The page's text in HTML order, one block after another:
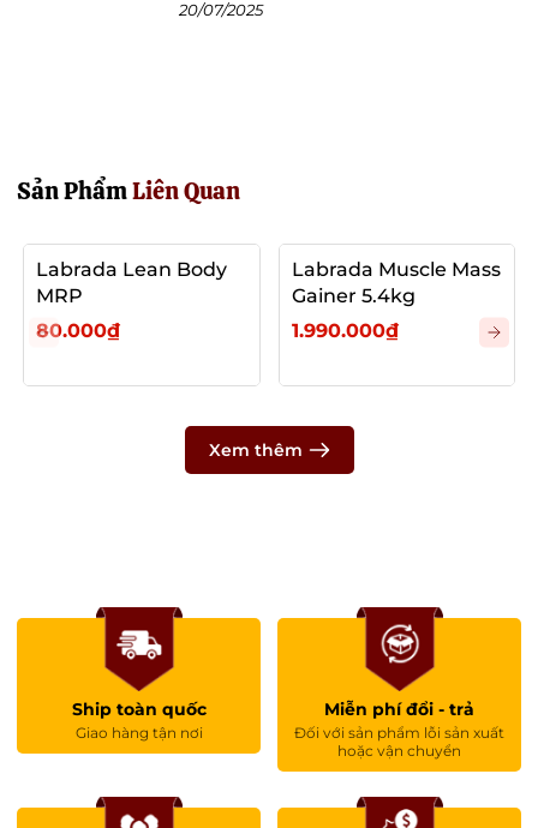
Cách Dùng Tối Ưu
20/07/2025
Sản PhẩmLiên Quan
Labrada Lean Body
MRP
80.000₫
Labrada Muscle Mass
Gainer 5.4kg
1.990.000₫
Xem thêm
Ship toàn quốc
Giao hàng tận nơi
Miễn phí đổi - trả
Đối với sản phẩm lỗi sản xuất
hoặc vận chuyển